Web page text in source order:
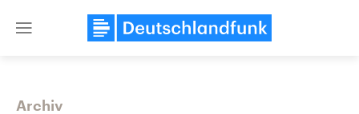
Close
Archiv